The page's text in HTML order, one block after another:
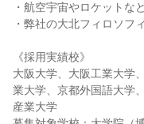
・航空宇宙やロケットな
・弊社の大北フィロソフ
《採用実績校》
大阪大学、大阪工業大学
業大学、京都外国語大学
産業大学